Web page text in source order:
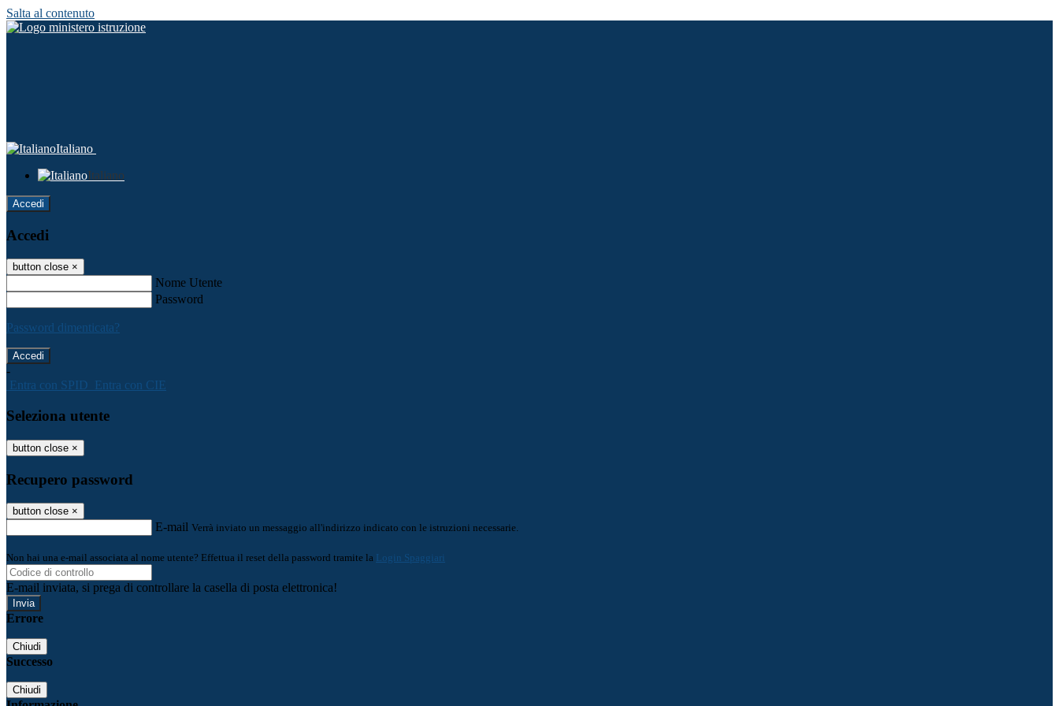
Salta al contenuto
Italiano
Italiano
Accedi
Accedi
button close ×
Nome Utente
Password
Password dimenticata?
-
Entra con SPID Entra con CIE
Seleziona utente
button close ×
Recupero password
button close ×
E-mail Verrà inviato un messaggio all'indirizzo indicato con le istruzioni necessarie.
Non hai una e-mail associata al nome utente? Effettua il reset della password tramite la Login Spaggiari
E-mail inviata, si prega di controllare la casella di posta elettronica!
Errore
Chiudi
Successo
Chiudi